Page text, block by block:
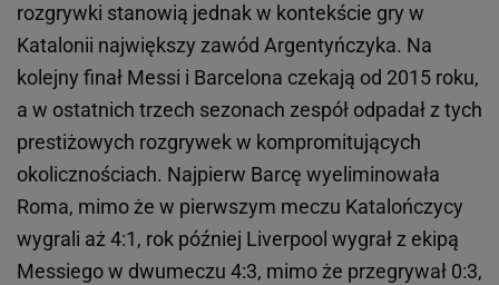
rozgrywki stanowią jednak w kontekście gry w
Katalonii największy zawód Argentyńczyka. Na
kolejny finał Messi i Barcelona czekają od 2015 roku,
a w ostatnich trzech sezonach zespół odpadał z tych
prestiżowych rozgrywek w kompromitujących
okolicznościach. Najpierw Barcę wyeliminowała
Roma, mimo że w pierwszym meczu Katalończycy
wygrali aż 4:1, rok później Liverpool wygrał z ekipą
Messiego w dwumeczu 4:3, mimo że przegrywał 0:3,